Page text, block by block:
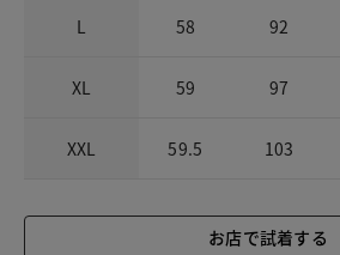
L 58 92
XL 59 97
XXL 59.5 103
お店で試着する